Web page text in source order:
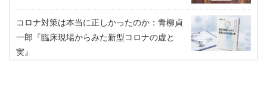
コロナ対策は本当に正しかったのか：青柳貞
一郎『臨床現場からみた新型コロナの虚と
実』